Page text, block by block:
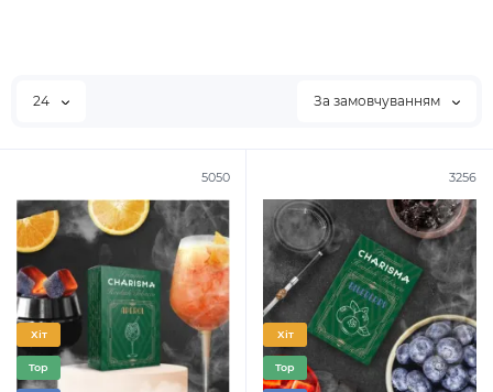
24 За замовчуванням
5050
Хіт
Top
3256
Хіт
Top